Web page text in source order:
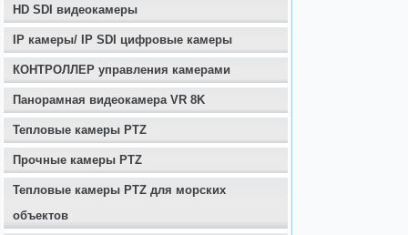
HD SDI видеокамеры
IP камеры/ IP SDI цифровые камеры
КОНТРОЛЛЕР управления камерами
Панорамная видеокамера VR 8K
Тепловые камеры PTZ
Прочные камеры PTZ
Тепловые камеры PTZ для морских
объектов